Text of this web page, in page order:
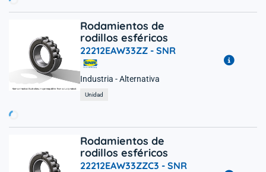
Rodamientos de
rodillos esféricos
22212EAW33ZZ - SNR
Industria - Alternativa
Unidad
Rodamientos de
rodillos esféricos
22212EAW33ZZC3 - SNR